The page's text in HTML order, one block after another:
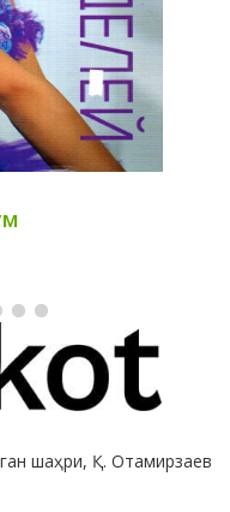
шаҳри, Қ. Отамирзаев